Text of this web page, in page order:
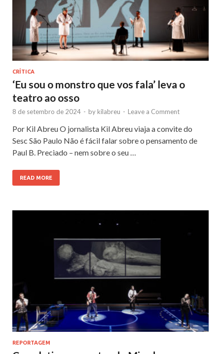
CRÍTICA
‘Eu sou o monstro que vos fala’ leva o
teatro ao osso
8 de setembro de 2024 - by kilabreu - Leave a Comment
Por Kil Abreu O jornalista Kil Abreu viaja a convite do
Sesc São Paulo Não é fácil falar sobre o pensamento de
Paul B. Preciado – nem sobre o seu …
READ MORE
REPORTAGEM